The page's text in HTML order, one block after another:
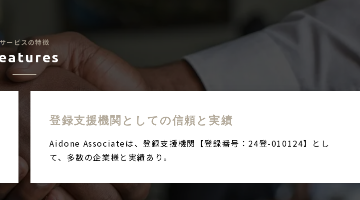
サービスの特徴
登録支援機関としての信頼と実績
Aidone Associateは、登録支援機関【登録番号：24登-010124】とし
て、多数の企業様と実績あり。